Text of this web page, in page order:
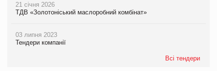
21 січня 2026
ТДВ «Золотоніський маслоробний комбінат»
03 липня 2023
Тендери компанії
Всі тендери